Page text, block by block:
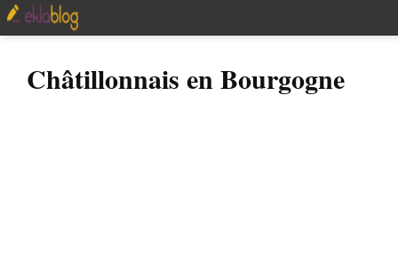
Châtillonnais en Bourgogne